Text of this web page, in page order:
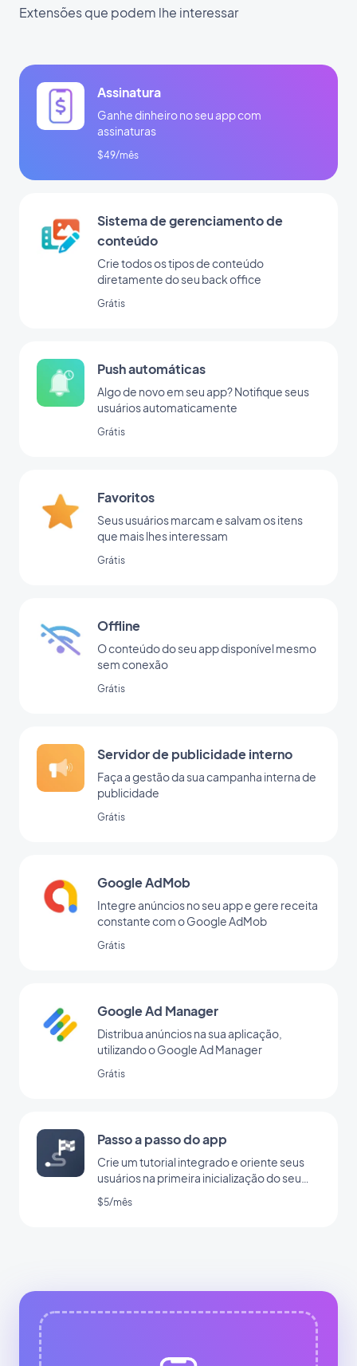
Extensões que podem lhe interessar
Assinatura
Ganhe dinheiro no seu app com
assinaturas
$49/mês
Sistema de gerenciamento de
conteúdo
Crie todos os tipos de conteúdo
diretamente do seu back office
Grátis
Push automáticas
Algo de novo em seu app? Notifique seus
usuários automaticamente
Grátis
Favoritos
Seus usuários marcam e salvam os itens
que mais lhes interessam
Grátis
Offline
O conteúdo do seu app disponível mesmo
sem conexão
Grátis
Servidor de publicidade interno
Faça a gestão da sua campanha interna de
publicidade
Grátis
Google AdMob
Integre anúncios no seu app e gere receita
constante com o Google AdMob
Grátis
Google Ad Manager
Distribua anúncios na sua aplicação,
utilizando o Google Ad Manager
Grátis
Passo a passo do app
Crie um tutorial integrado e oriente seus
usuários na primeira inicialização do seu
app
$5/mês